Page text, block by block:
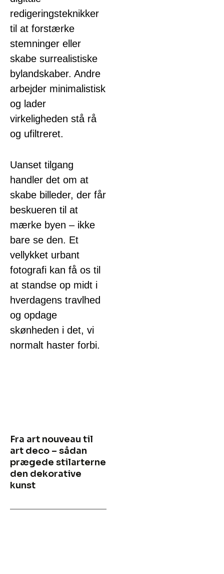
redigeringsteknikker
til at forstærke
stemninger eller
skabe surrealistiske
bylandskaber. Andre
arbejder minimalistisk
og lader
virkeligheden stå rå
og ufiltreret.
Uanset tilgang
handler det om at
skabe billeder, der får
beskueren til at
mærke byen – ikke
bare se den. Et
vellykket urbant
fotografi kan få os til
at standse op midt i
hverdagens travlhed
og opdage
skønheden i det, vi
normalt haster forbi.
Fra art nouveau til
art deco – sådan
prægede stilarterne
den dekorative
kunst